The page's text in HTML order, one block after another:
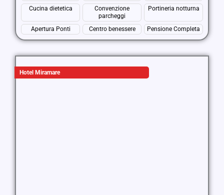
Cucina dietetica
Convenzione
parcheggi
Portineria notturna
Apertura Ponti Centro benessere Pensione Completa
Hotel Miramare